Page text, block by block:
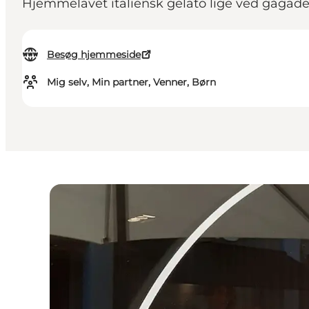
Hjemmelavet italiensk gelato lige ved
Besøg hjemmeside
Mig selv, Min partner, Venner, Børn